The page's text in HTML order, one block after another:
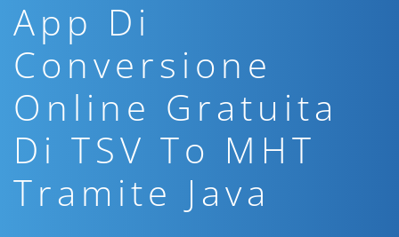
App Di
Conversione
Online Gratuita
Di TSV To MHT
Tramite Java